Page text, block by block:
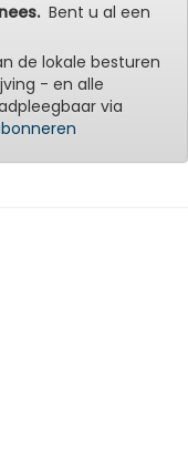
Bent u al een
de lokale besturen
- en alle
via